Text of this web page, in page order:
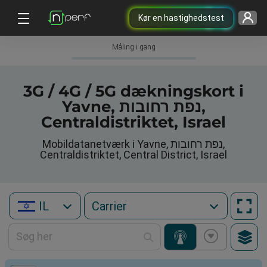
Kør en hastighedstest
Måling i gang
3G / 4G / 5G dækningskort i
Yavne, נפת רחובות,
Centraldistriktet, Israel
Mobildatanetværk i Yavne, נפת רחובות,
Centraldistriktet, Central District, Israel
IL